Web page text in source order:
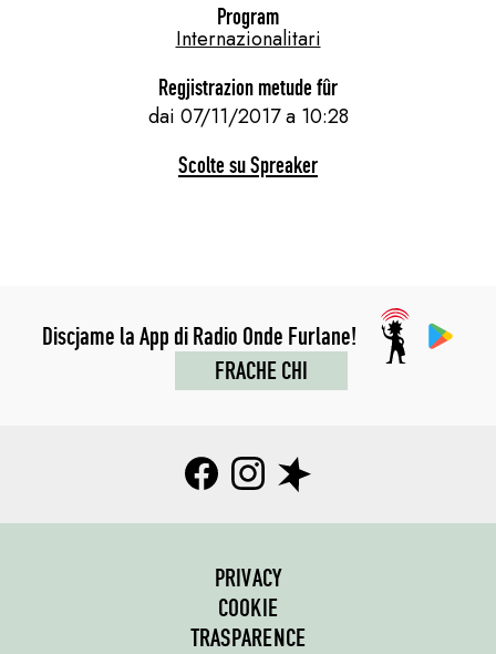
Program
Internazionalitari
Regjistrazion metude fûr
dai 07/11/2017 a 10:28
Scolte su Spreaker
Discjame la App di Radio Onde Furlane!
FRACHE CHI
PRIVACY
COOKIE
TRASPARENCE